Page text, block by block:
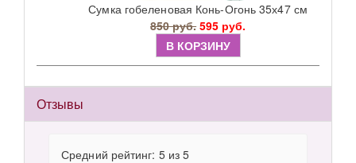
Сумка гобеленовая Конь-Огонь 35х47 см
850 руб. 595 руб.
В КОРЗИНУ
Отзывы
Средний рейтинг: 5 из 5